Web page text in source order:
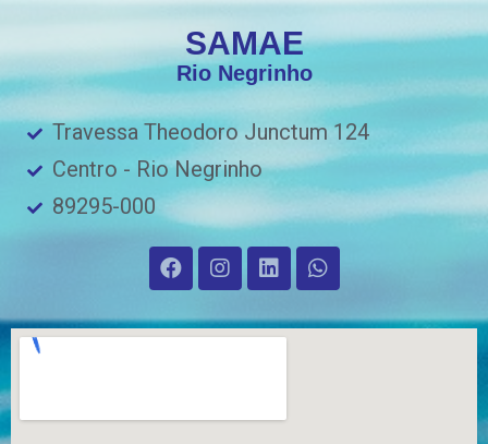
SAMAE
Rio Negrinho
Travessa Theodoro Junctum 124
Centro - Rio Negrinho
89295-000